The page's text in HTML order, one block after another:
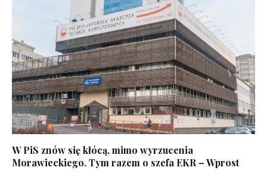
W PiS znów się kłócą, mimo wyrzucenia
Morawieckiego. Tym razem o szefa EKR – Wprost